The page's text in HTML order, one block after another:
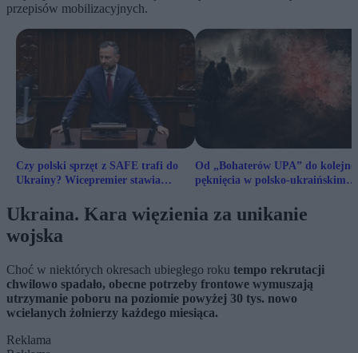
przepisów mobilizacyjnych.
Czy polski sprzęt z SAFE trafi do
Ukrainy? Wicepremier stawia
Od „Bohaterów UPA” do
pęknięcia w polsko-ukraińskim
Ukraina. Kara więzienia za unikanie
wojska
Choć w niektórych okresach ubiegłego roku tempo rekrutacji
chwilowo spadało, obecne potrzeby frontowe wymuszają
utrzymanie poboru na poziomie powyżej 30 tys. nowo
wcielanych żołnierzy każdego miesiąca.
Reklama